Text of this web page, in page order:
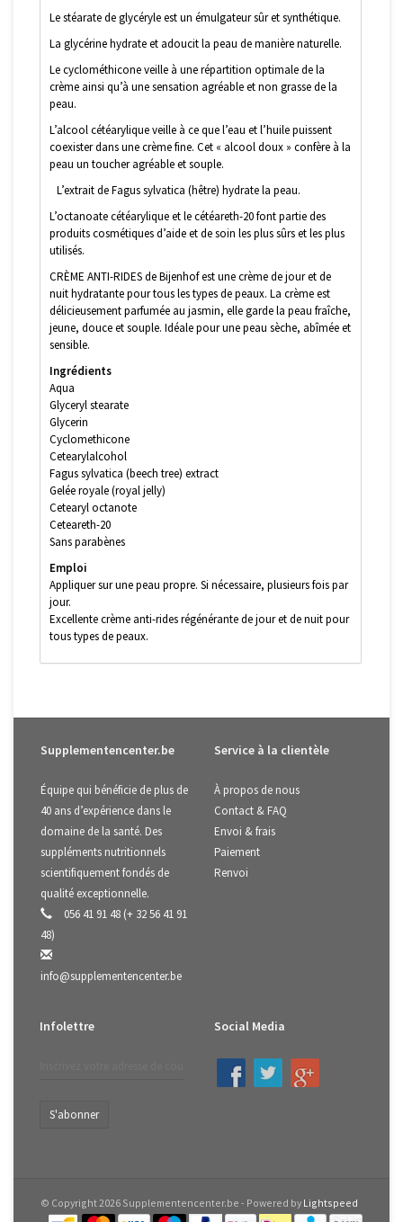
Le stéarate de glycéryle est un émulgateur sûr et synthétique.
La glycérine hydrate et adoucit la peau de manière naturelle.
Le cyclométhicone veille à une répartition optimale de la
crème ainsi qu’à une sensation agréable et non grasse de la
peau.
L’alcool cétéarylique veille à ce que l’eau et l’huile puissent
coexister dans une crème fine. Cet « alcool doux » confère à la
peau un toucher agréable et souple.
L’extrait de Fagus sylvatica (hêtre) hydrate la peau.
L’octanoate cétéarylique et le cétéareth-20 font partie des
produits cosmétiques d’aide et de soin les plus sûrs et les plus
utilisés.
CRÈME ANTI-RIDES de Bijenhof est une crème de jour et de
nuit hydratante pour tous les types de peaux. La crème est
délicieusement parfumée au jasmin, elle garde la peau fraîche,
jeune, douce et souple. Idéale pour une peau sèche, abîmée et
sensible.
Ingrédients
Aqua
Glyceryl stearate
Glycerin
Cyclomethicone
Cetearylalcohol
Fagus sylvatica (beech tree) extract
Gelée royale (royal jelly)
Cetearyl octanote
Ceteareth-20
Sans parabènes
Emploi
Appliquer sur une peau propre. Si nécessaire, plusieurs fois par
jour.
Excellente crème anti-rides régénérante de jour et de nuit pour
tous types de peaux.
Supplementencenter.be
Équipe qui bénéficie de plus de
40 ans d’expérience dans le
domaine de la santé. Des
suppléments nutritionnels
scientifiquement fondés de
qualité exceptionnelle.
056 41 91 48 (+ 32 56 41 91
48)
info@supplementencenter.be
Service à la clientèle
À propos de nous
Contact & FAQ
Envoi & frais
Paiement
Renvoi
Infolettre
S'abonner
Social Media
© Copyright 2026 Supplementencenter.be - Powered by Lightspeed